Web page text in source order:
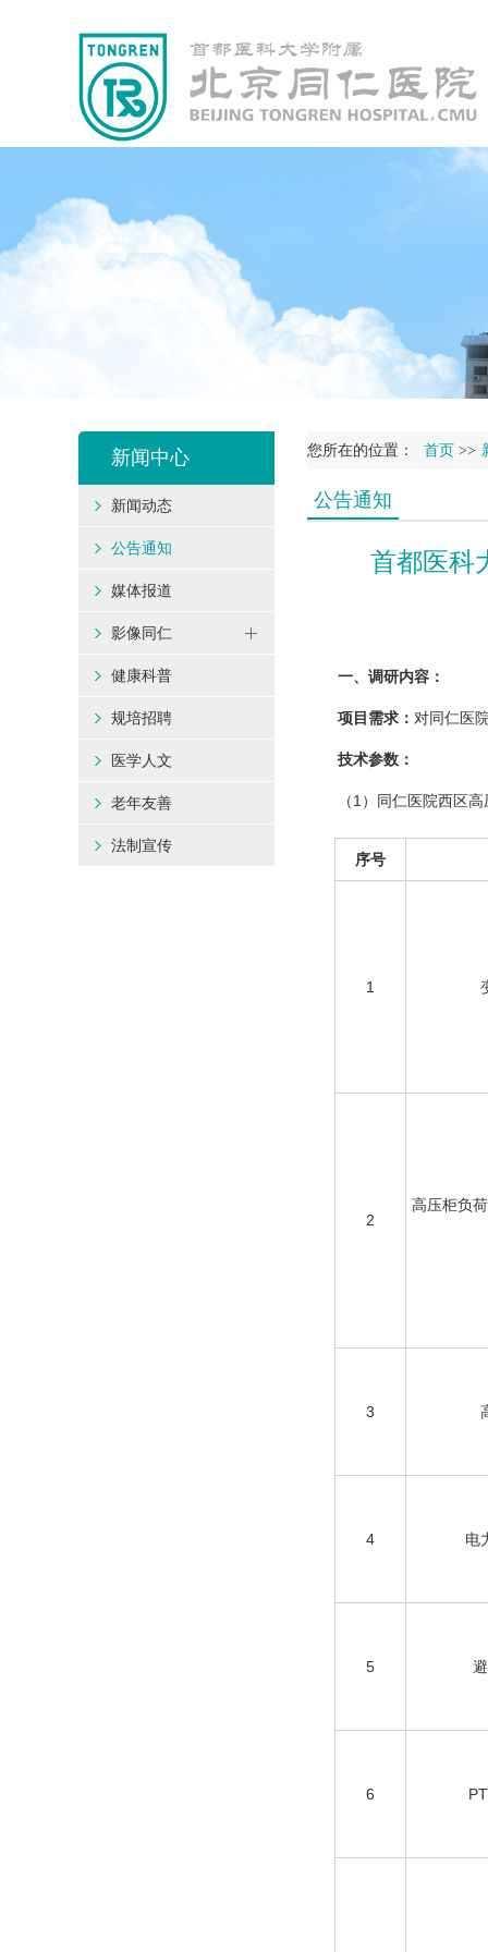
新闻中心
新闻动态
公告通知
媒体报道
影像同仁
健康科普
规培招聘
医学人文
老年友善
法制宣传
您所在的位置： 首页 >>
公告通知
首都医科
一、调研内容：
项目需求： 对同仁医
技术参数：
（1）同仁医院西区
序号
1
2
高压柜负
3
4 电
5
6